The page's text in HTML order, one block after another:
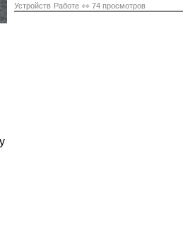
Устройств Работе 👀 74 просмотров